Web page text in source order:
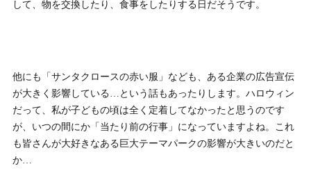
して、物を交換したり、食事をしたりする日だそうです。
他にも「サンタクロースの赤い服」なども、ある企業の広告宣伝
が大きく影響している…という話もあったりします。ハロウィン
だって、私が子どもの頃は全く定着してなかったと思うのです
が、いつの間にか「当たり前の行事」になっていますよね。これ
も皆さんが大好きなある巨大テーマパークの影響が大きいのだと
か…